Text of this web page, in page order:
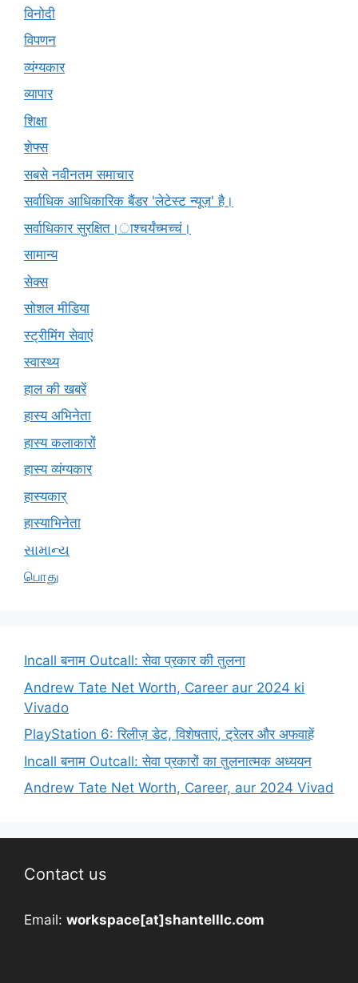
विनोदी
विपणन
व्यंग्यकार
व्यापार
शिक्षा
शेफ्स
सबसे नवीनतम समाचार
सर्वाधिक आधिकारिक बैंडर 'लेटेस्ट न्यूज़' है।
सर्वाधिकार सुरक्षित।ाश्चर्यंच्मच्चं।
सामान्य
सेक्स
सोशल मीडिया
स्ट्रीमिंग सेवाएं
स्वास्थ्य
हाल की खबरें
हास्य अभिनेता
हास्य कलाकारों
हास्य व्यंग्यकार
हास्यकार्
हास्याभिनेता
સામાન્ય
பொது
Incall बनाम Outcall: सेवा प्रकार की तुलना
Andrew Tate Net Worth, Career aur 2024 ki
Vivado
PlayStation 6: रिलीज़ डेट, विशेषताएं, ट्रेलर और अफवाहें
Incall बनाम Outcall: सेवा प्रकारों का तुलनात्मक अध्ययन
Andrew Tate Net Worth, Career, aur 2024 Vivad
Contact us
Email: workspace[at]shantelllc.com